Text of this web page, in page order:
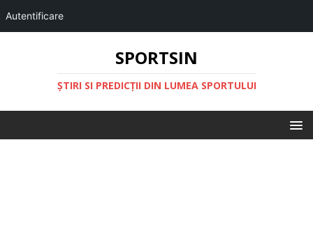
Autentificare
SPORTSIN
ŞTIRI SI PREDICŢII DIN LUMEA SPORTULUI